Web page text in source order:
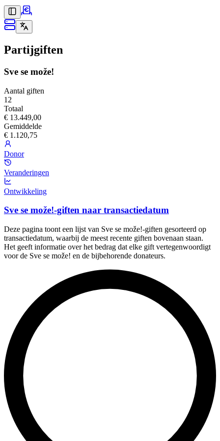
Partijgiften
Sve se može!
Aantal giften
12
Totaal
€ 13.449,00
Gemiddelde
€ 1.120,75
Donor
Veranderingen
Ontwikkeling
Sve se može!-giften naar transactiedatum
Deze pagina toont een lijst van Sve se može!-giften gesorteerd op
transactiedatum, waarbij de meest recente giften bovenaan staan.
Het geeft informatie over het bedrag dat elke gift vertegenwoordigt
voor de Sve se može! en de bijbehorende donateurs.